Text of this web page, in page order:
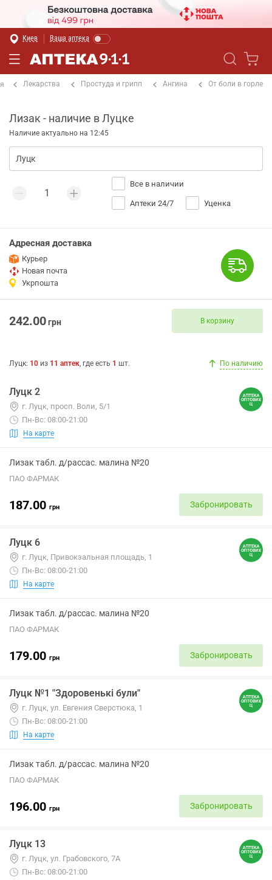
Киев Ваша аптека
Лекарства Простуда и грипп Ангина От боли в горле
Лизак - наличие в Луцке
Наличие актуально на 12:45
Все в наличии
Аптеки 24/7 Уценка
Адресная доставка
Курьер
Новая почта
Укрпошта
242.00грн В корзину
Луцк: 10 из 11 аптек, где есть 1 шт. По наличию
Луцк 2
г. Луцк, просп. Воли, 5/1
Пн-Вс: 08:00-21:00
На карте
Лизак табл. д/рассас. малина №20
ПАО ФАРМАК
187.00 грн Забронировать
Луцк 6
г. Луцк, Привокзальная площадь, 1
Пн-Вс: 08:00-21:00
На карте
Лизак табл. д/рассас. малина №20
ПАО ФАРМАК
179.00 грн Забронировать
Луцк №1 "Здоровенькі були"
г. Луцк, ул. Евгения Сверстюка, 1
Пн-Вс: 08:00-21:00
На карте
Лизак табл. д/рассас. малина №20
ПАО ФАРМАК
196.00 грн Забронировать
Луцк 13
г. Луцк, ул. Грабовского, 7А
Пн-Вс: 08:00-21:00